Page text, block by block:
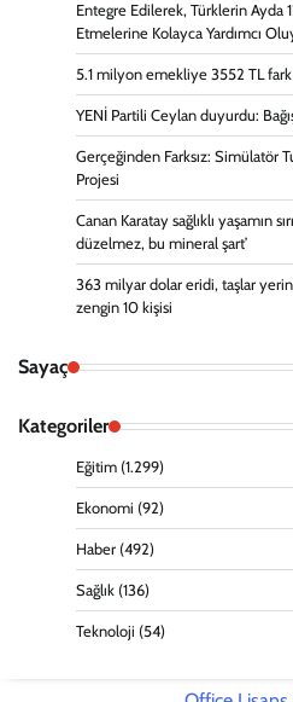
Entegre Edilerek, Türklerin Ayda
Etmelerine Kolayca Yardımcı
5.1 milyon emekliye 3552 TL
YENİ Partili Ceylan duyurdu:
Gerçeğinden Farksız: Simülatör
Projesi
Canan Karatay sağlıklı yaşamın
düzelmez, bu mineral şart’
363 milyar dolar eridi, taşlar
zengin 10 kişisi
Sayaç
Kategoriler
Eğitim (1.299)
Ekonomi (92)
Haber (492)
Sağlık (136)
Teknoloji (54)